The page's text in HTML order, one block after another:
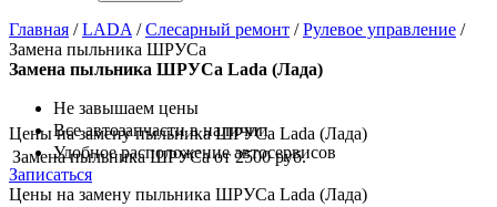
Главная /LADA /Слесарный ремонт /Рулевое управление /
Замена пыльника ШРУСа
Замена пыльника ШРУСа Lada (Лада)
Не завышаем цены
Все автозапчасти в наличии
Удобное расположение автосервисов
Записаться
Цены на замену пыльника ШРУСа Lada (Лада)
Цены на замену пыльника ШРУСа Lada (Лада)
Замена пыльника ШРУСа от 2500 руб.